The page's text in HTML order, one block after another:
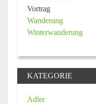
Vortrag
Wanderung
Winterwanderung
KATEGORIE
Adler